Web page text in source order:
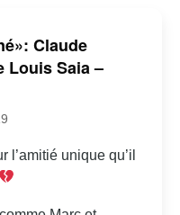
Claude
Louis Saia –
unique qu’il